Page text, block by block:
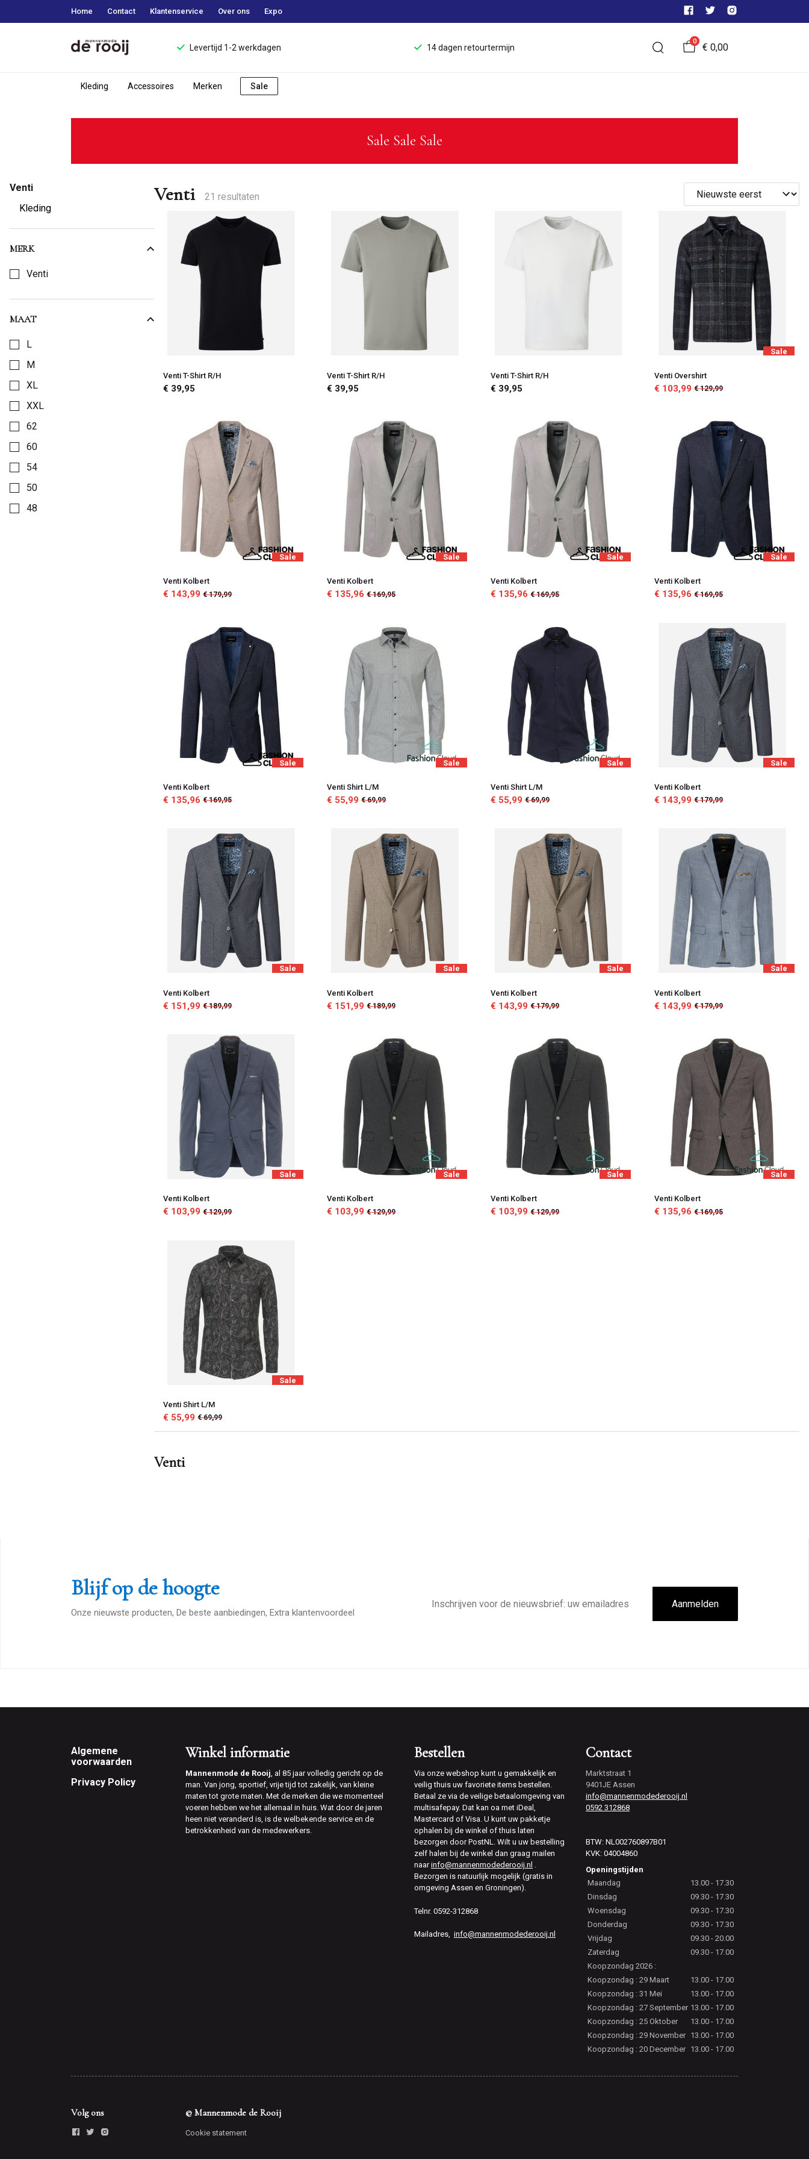
Home Contact Klantenservice Over ons Expo
Levertijd 1-2 werkdagen 14 dagen retourtermijn
0
€ 0,00
Kleding Accessoires Merken Sale
Mannenmode
de
Rooij
Sale Sale Sale
Venti
Kleding
MERK
Venti
MAAT
L
M
XL
XXL
62
60
54
50
48
Venti 21 resultaten
Venti T-Shirt R/H
€ 39,95
Venti T-Shirt R/H
€ 39,95
Venti T-Shirt R/H
€ 39,95
Sale
Venti Overshirt
€ 103,99 € 129,99
Sale
Venti Kolbert
€ 143,99 € 179,99
Sale
Venti Kolbert
€ 135,96 € 169,95
Sale
Venti Kolbert
€ 135,96 € 169,95
Sale
Venti Kolbert
€ 135,96 € 169,95
Sale
Venti Kolbert
€ 135,96 € 169,95
Sale
Venti Shirt L/M
€ 55,99 € 69,99
Sale
Venti Shirt L/M
€ 55,99 € 69,99
Sale
Venti Kolbert
€ 143,99 € 179,99
Sale
Venti Kolbert
€ 151,99 € 189,99
Sale
Venti Kolbert
€ 151,99 € 189,99
Sale
Venti Kolbert
€ 143,99 € 179,99
Sale
Venti Kolbert
€ 143,99 € 179,99
Sale
Venti Kolbert
€ 103,99 € 129,99
Sale
Venti Kolbert
€ 103,99 € 129,99
Sale
Venti Kolbert
€ 103,99 € 129,99
Sale
Venti Kolbert
€ 135,96 € 169,95
Sale
Venti Shirt L/M
€ 55,99 € 69,99
Venti
Blijf op de hoogte
Onze nieuwste producten, De beste aanbiedingen, Extra klantenvoordeel
mailadres
Aanmelden
Footer
Algemene
voorwaarden
Privacy Policy
Winkel informatie
Mannenmode de Rooij, al 85 jaar volledig gericht op de
man. Van jong, sportief, vrije tijd tot zakelijk, van kleine
maten tot grote maten. Met de merken die we momenteel
voeren hebben we het allemaal in huis. Wat door de jaren
heen niet veranderd is, is de welbekende service en de
betrokkenheid van de medewerkers.
Bestellen
Via onze webshop kunt u gemakkelijk en
veilig thuis uw favoriete items bestellen.
Betaal ze via de veilige betaalomgeving van
multisafepay. Dat kan oa met iDeal,
Mastercard of Visa. U kunt uw pakketje
ophalen bij de winkel of thuis laten
bezorgen door PostNL. Wilt u uw bestelling
zelf halen bij de winkel dan graag mailen
naarinfo@mannenmodederooij.nl .
Bezorgen is natuurlijk mogelijk (gratis in
omgeving Assen en Groningen).
Telnr. 0592-312868
Mailadres, info@mannenmodederooij.nl
Contact
Marktstraat 1
9401JE Assen
info@mannenmodederooij.nl
0592 312868
BTW: NL002760897B01
KVK: 04004860
Openingstijden
Maandag
13.00 - 17.30
Dinsdag
09.30 - 17.30
Woensdag
09.30 - 17.30
Donderdag
09.30 - 17.30
Vrijdag
09.30 - 20.00
Zaterdag
09.30 - 17.00
Koopzondag 2026 :
Koopzondag : 29 Maart
13.00 - 17.00
Koopzondag : 31 Mei
13.00 - 17.00
Koopzondag : 27 September 13.00 - 17.00
Koopzondag : 25 Oktober
13.00 - 17.00
Koopzondag : 29 November 13.00 - 17.00
Koopzondag : 20 December 13.00 - 17.00
Volg ons © Mannenmode de Rooij
Cookie statement